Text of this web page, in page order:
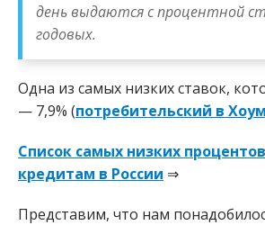
день выдаются с процентной
годовых.
Одна из самых низких ставок,
— 7,9% (потребительский в
Список самых низких
кредитам в России ⇒
Представим, что нам